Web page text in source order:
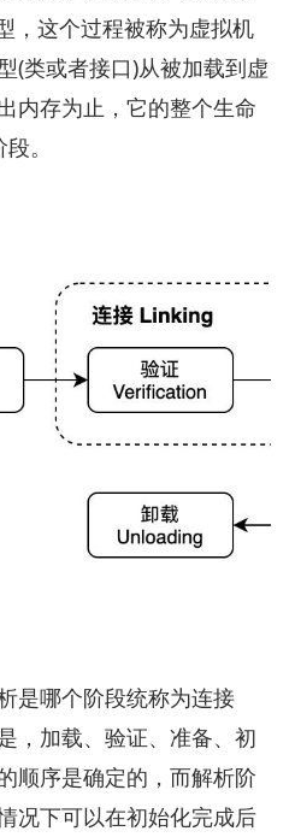
，这个过程被称为虚拟机
(类或者接口)从被加载到虚
内存为止，它的整个生命
。
是哪个阶段统称为连接
，加载、验证、准备、初
顺序是确定的，而解析阶
况下可以在初始化完成后